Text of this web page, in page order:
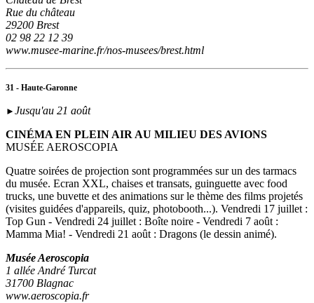
Rue du château
29200 Brest
02 98 22 12 39
www.musee-marine.fr/nos-musees/brest.html
31 - Haute-Garonne
► Jusqu'au 21 août
CINÉMA EN PLEIN AIR AU MILIEU DES AVIONS
MUSÉE AEROSCOPIA
Quatre soirées de projection sont programmées sur un des tarmacs
du musée. Ecran XXL, chaises et transats, guinguette avec food
trucks, une buvette et des animations sur le thème des films projetés
(visites guidées d'appareils, quiz, photobooth...). Vendredi 17 juillet :
Top Gun - Vendredi 24 juillet : Boîte noire - Vendredi 7 août :
Mamma Mia! - Vendredi 21 août : Dragons (le dessin animé).
Musée Aeroscopia
1 allée André Turcat
31700 Blagnac
www.aeroscopia.fr